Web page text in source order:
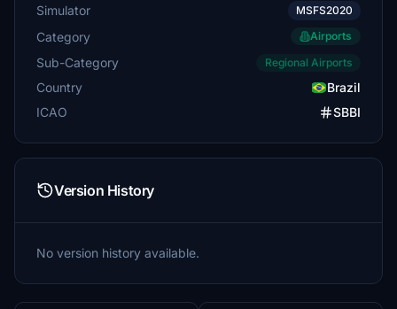
Simulator MSFS2020
Category Airports
Sub-Category Regional Airports
Country
Brazil
ICAO
SBBI
Version History
No version history available.